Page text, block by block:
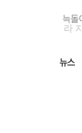
뉴스